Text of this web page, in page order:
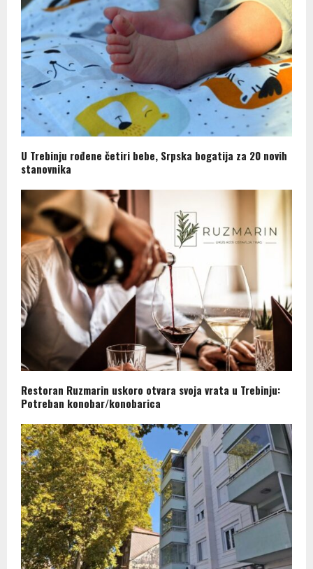
U Trebinju rođene četiri bebe, Srpska bogatija za 20 novih
stanovnika
Restoran Ruzmarin uskoro otvara svoja vrata u Trebinju:
Potreban konobar/konobarica